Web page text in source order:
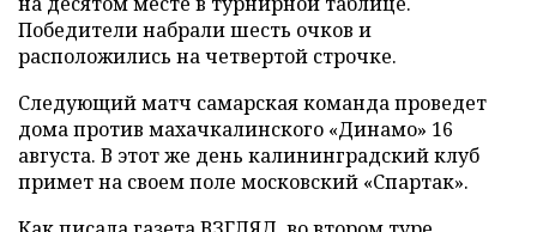
Победители набрали шесть очков и
расположились на четвертой строчке.
Следующий матч самарская команда проведет
дома против махачкалинского «Динамо» 16
августа. В этот же день калининградский клуб
примет на своем поле московский «Спартак».